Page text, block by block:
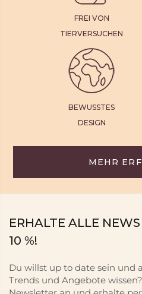
FREI VON
TIERVERSUCHEN
BEWUSSTES
DESIGN
MEHR
ERHALTE ALLE
10 %!
Du willst up to date sein und
Trends und Angebote